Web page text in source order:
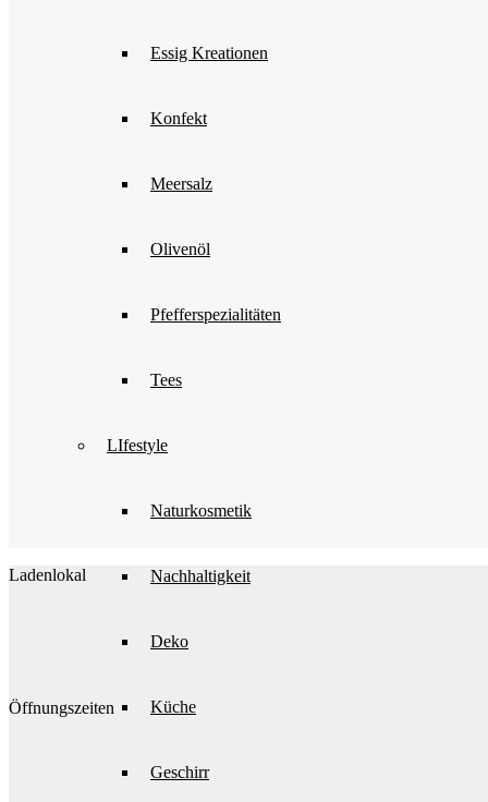
Essig Kreationen
Konfekt
Meersalz
Olivenöl
Pfefferspezialitäten
Tees
LIfestyle
Naturkosmetik
Nachhaltigkeit
Deko
Küche
Geschirr
Ladenlokal
Öffnungszeiten